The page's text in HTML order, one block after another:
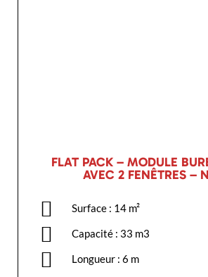
FLAT PACK – MODULE
AVEC 2 FENÊTRES –
Surface : 14 m²
Capacité : 33 m3
Longueur : 6 m